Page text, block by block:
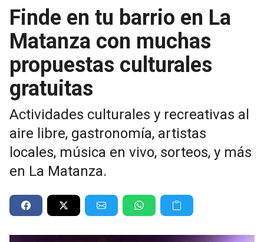
Finde en tu barrio en La
Matanza con muchas
propuestas culturales
gratuitas
Actividades culturales y recreativas al
aire libre, gastronomía, artistas
locales, música en vivo, sorteos, y más
en La Matanza.